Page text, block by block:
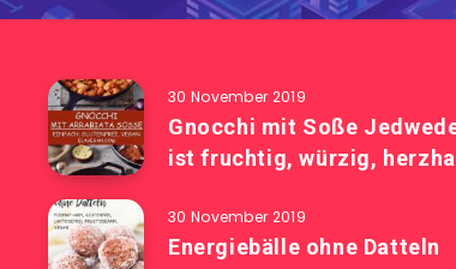
30 November 2019
Gnocchi mit Soße
ist fruchtig, würzig,
30 November 2019
Energiebälle ohne Datteln